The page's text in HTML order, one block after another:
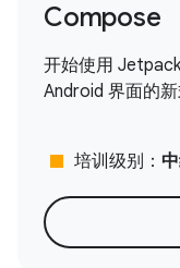
Compose
开始使用
Android 界面的新
stop 培训级别：